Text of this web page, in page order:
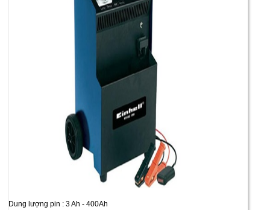
Dung lượng pin : 3 Ah - 400Ah